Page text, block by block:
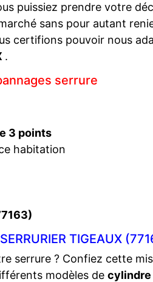
puissiez prendre votre
sans pour autant
certifions pouvoir nous
.
serrure
3 points
habitation
TIGEAUX
serrure ? Confiez cette
modèles de cylindre